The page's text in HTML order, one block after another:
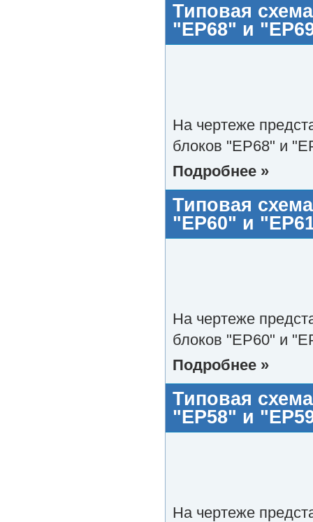
Типовая
"EP68" и
На чертеже
блоков "EP68" и
Подробнее »
Типовая
"EP60" и
На чертеже
блоков "EP60" и
Подробнее »
Типовая
"EP58" и
На чертеже